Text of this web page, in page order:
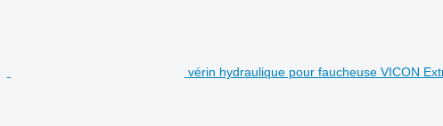
vérin hydraulique pour faucheuse VICON